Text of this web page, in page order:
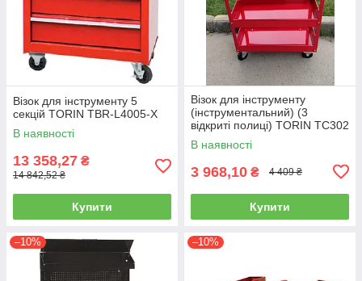
Візок для інструменту 5
секцій TORIN TBR-L4005-X
В наявності
13 358,27 ₴
14 842,52 ₴
Купити
Візок для інструменту
(інструментальний) (3
відкриті полиці) TORIN TC302
В наявності
3 968,10 ₴ 4 409 ₴
Купити
–10% –10%